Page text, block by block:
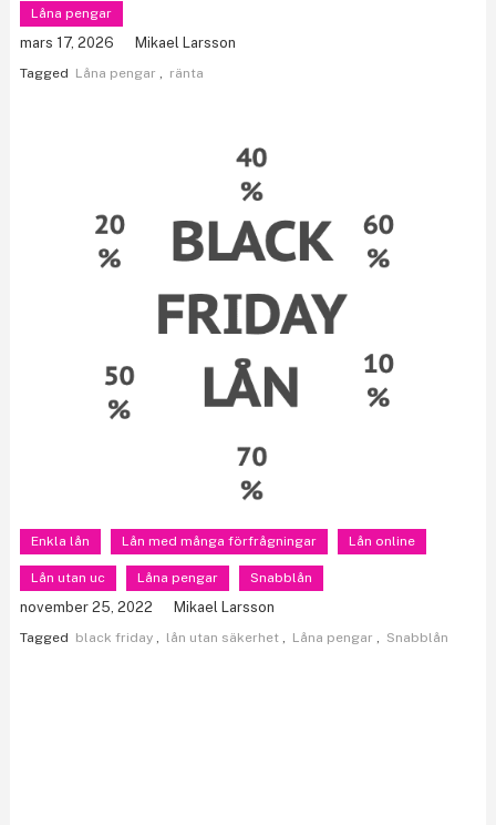
Låna pengar
mars 17, 2026 Mikael Larsson
Tagged Låna pengar ränta
Enkla lån Lån med många förfrågningar Lån online
Lån utan uc Låna pengar Snabblån
november 25, 2022 Mikael Larsson
Tagged black friday , lån utan säkerhet , Låna pengar , Snabblån